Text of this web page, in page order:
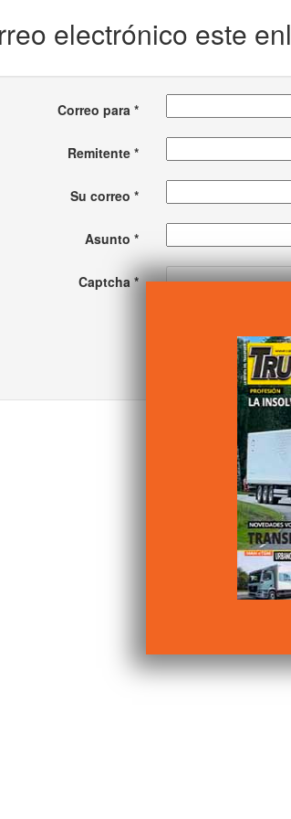
electrónico este
Correo para*
Remitente*
Su correo *
Asunto *
Captcha*